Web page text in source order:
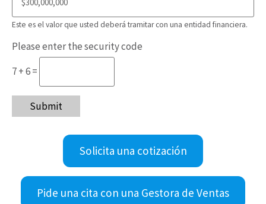
Este es el valor que usted deberá tramitar con una entidad financiera.
Please enter the security code
7 + 6 =
Submit
Solicita una cotización
Pide una cita con una Gestora de Ventas